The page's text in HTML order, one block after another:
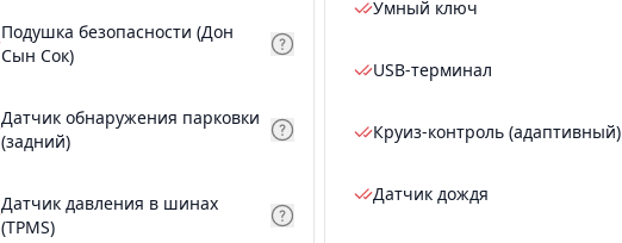
Подушка безопасности (Дон
Сын Сок)
Датчик обнаружения парковки
(задний)
Датчик давления в шинах
(TPMS)
Умный ключ
USB-терминал
Круиз-контроль (адаптивный)
Датчик дождя